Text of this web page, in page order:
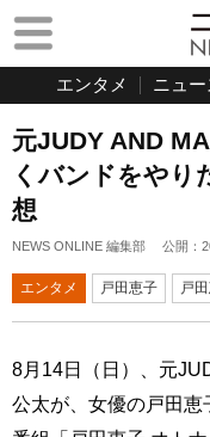
エンタメ ニュー
元JUDY AND
くバンドをや
想
NEWS ONLINE 編集部 公開：
エンタメ 戸田恵子 戸
8月14日（日）、元
公太が、女優の戸田